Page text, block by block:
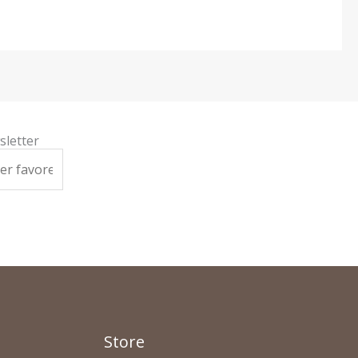
Store